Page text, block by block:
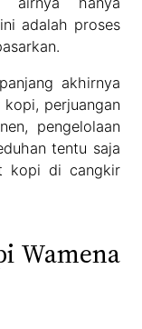
adalah proses
akhirnya
perjuangan
pengelolaan
tentu saja
kopi di cangkir
Wamena